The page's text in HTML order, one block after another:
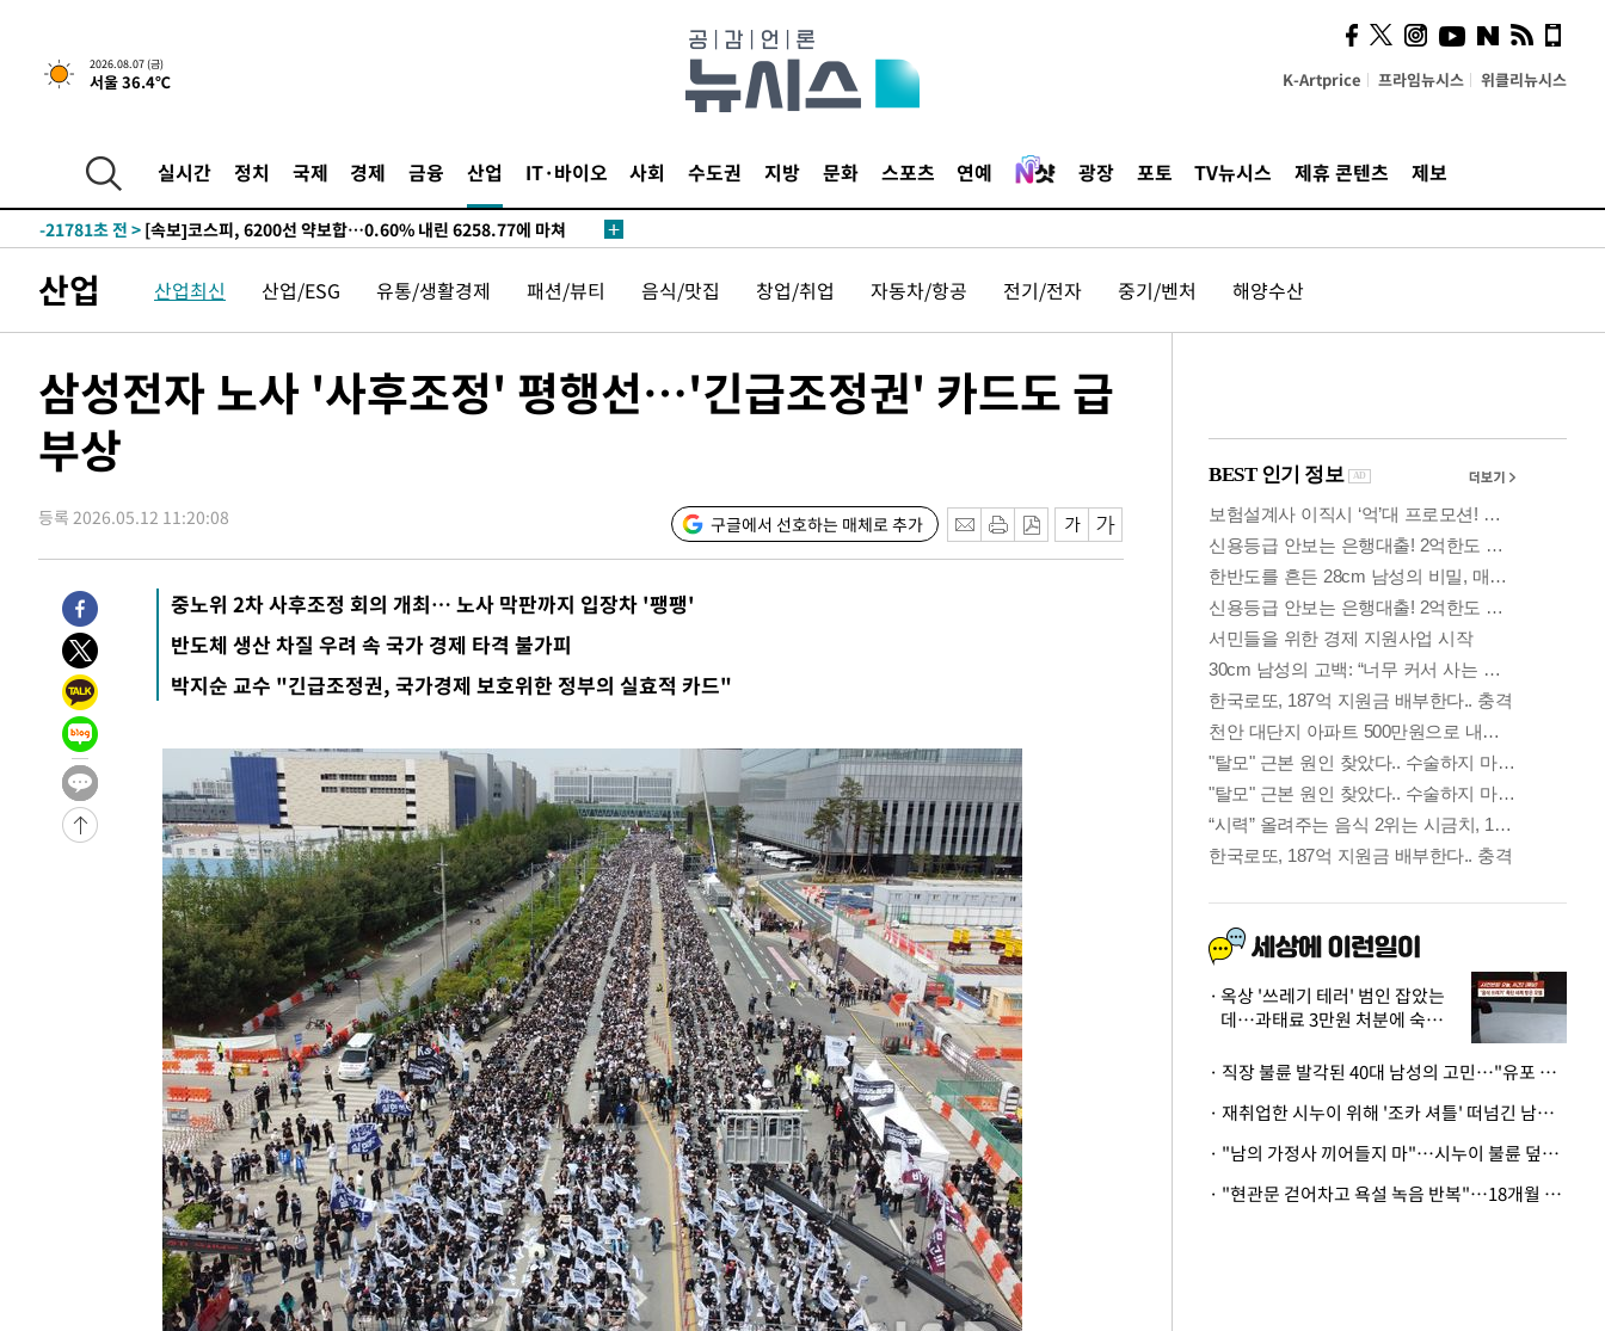
2026.08.07 (금)
서울 36.4℃ K-Artprice 프라임뉴시스 위클리뉴시스
실시간 정치 국제 경제 금융 산업 IT·바이오 사회 수도권 지방 문화 스포츠 연예 광장 포토 TV뉴시스 제휴 콘텐츠 제보
갈 수도
-27679초 전 >낮 최고 37도 찜통더위…곳곳 소나기·강원 많은 비[내일날씨]
-25985초 전 >SK하이닉스, 용인·청주 팹에 54조 투자…"AI 메모리 수요 선제 대
-22094초 전 >
외국인 심판 성 접대 7경기 들여다보니…한국 축구 '5승 2무'
-21828초 전 >
-21781초 전 > [속보]코스피, 6200선 약보합…0.60% 내린 6258.77에 마쳐
-21650초 전 >
[속보] 노원서 40.1도 관측…서울, 2018년 이후 첫 40도
-18740초 전 >[속보]종합특검, '계엄 수용공간 확보' 신용해 前교정본부장 기소
-17584초 전 >11시간 압수수색에 성접대 파문까지…'쑥대밭' 된 축구협회
-16606초 전 >
병태 후임
-12964초 전 >
-5449초 전 >[속보]'채상병 순직 책임' 임성근, 항소심도 징역 3년
-5315초 전 >[속보]종합특검, '관저이전 봐주기 감사' 유병호 구속기소
-1915초 전 >
민주 콩고 에볼라환자 4천명 돌파, 4053명 발생 1850명 사망
-29801초 전 >
"낮 기온 소폭 하락"…수도권 폭염중대경보, 폭염경보로 하향
-29765초 전 >
선포
-29728초 전 >
[단독]중수청 지원 검사들, 정원 초과 시 낮은 계급 임용…희망지 못
갈 수도
-27699초 전 >
-26005초 전 >
SK하이닉스, 용인·청주 팹에 54조 투자…"AI 메모리 수요 선제 대
응"
-22861초 전 >
여자배구 이재영·이다영 자매, 아제르바이잔 투란VC 입단
-22114초 전 >
외국인 심판 성 접대 7경기 들여다보니…한국 축구 '5승 2무'
[속보]코스닥, 2.86포인트(0.36%) 내린 798.81마감
[속보]코스피, 6200선 약보합…0.60% 내린 6258.77에 마쳐
[속보]원·달러 환율, 7.7원 내린 1416.1원 마감
[속보] 노원서 40.1도 관측…서울, 2018년 이후 첫 40도
[속보]종합특검, '계엄 수용공간 확보' 신용해 前교정본부장 기소
외신들도 주목한 韓축구 파문…"국민적 공분에 수사 재개"
11시간 압수수색에 성접대 파문까지…'쑥대밭' 된 축구협회
[속보]규제합리화위원회 부위원장에 김태유 서울대 공대 교수…이
[속보]국힘 윤리위, '돌려차기 발언' 진종오·서범수 징계 절차 개시
[속보] 7월 중국 수출 23.9%↑ 수입 27.5%↑…무역총액 25.3%↑
[속보]'채상병 순직 책임' 임성근, 항소심도 징역 3년
[속보]종합특검, '관저이전 봐주기 감사' 유병호 구속기소
민주 콩고 에볼라환자 4천명 돌파, 4053명 발생 1850명 사망
산업 산업최신 산업/ESG 유통/생활경제 패션/뷰티 음식/맛집 창업/취업 자동차/항공 전기/전자 중기/벤처 해양수산
삼성전자 노사 '사후조정' 평행선…'긴급조정권' 카드도 급
부상
등록 2026.05.12 11:20:08 구글에서 선호하는 매체로 추가
중노위 2차 사후조정 회의 개최… 노사 막판까지 입장차 '팽팽'
반도체 생산 차질 우려 속 국가 경제 타격 불가피
박지순 교수 "긴급조정권, 국가경제 보호위한 정부의 실효적 카드"
시, 스마트폰 액세서리에
NFC 더했다
옥상 '쓰레기 테러' 범인 잡았는
데…과태료 3만원 처분에 숙박업
· 직장 불륜 발각된 40대 남성의 고민…"유포 동료 명예훼손·협박죄 고소 가능할까"
· 재취업한 시누이 위해 '조카 셔틀' 떠넘긴 남편…아내 "난 못한다"
· "남의 가정사 끼어들지 마"…시누이 불륜 덮으려는 남편에 억울한 아내
· "현관문 걷어차고 욕설 녹음 반복"…18개월 아기 키우는 집 뒤흔든 '앞집의 비극'